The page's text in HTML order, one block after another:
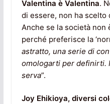
Valentina è Valentina.
di essere, non ha scelto
Anche se la società non
perché preferisce la
astratto, una serie di
omologarti per definirti.
serva”.
Joy Ehikioya, diversi